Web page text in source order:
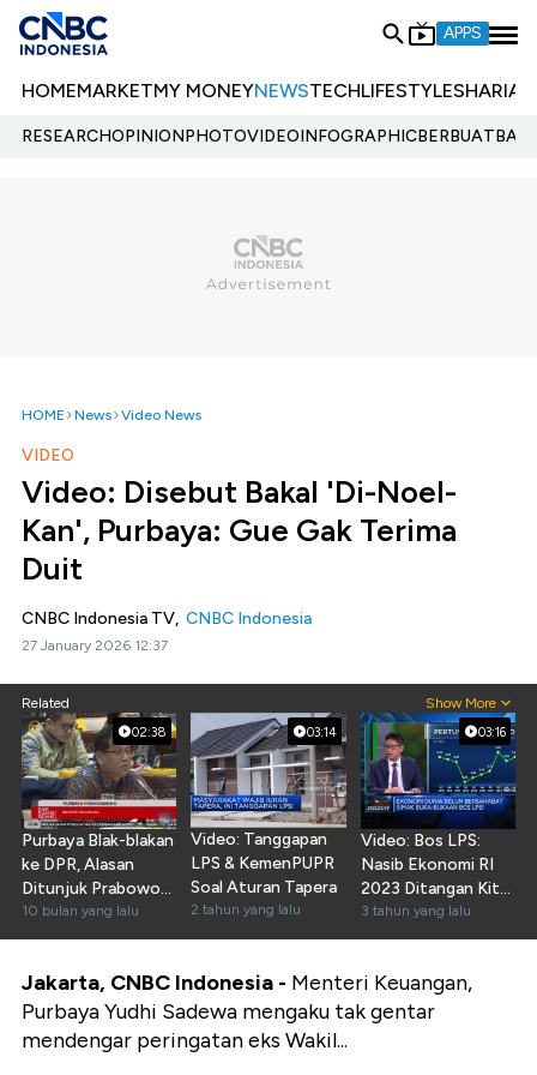
APPS
HOMEMARKETMY MONEYNEWSTECHLIFESTYLESHARIA
RESEARCHOPINIONPHOTOVIDEOINFOGRAPHIC
HOME News Video News
VIDEO
Video: Disebut Bakal 'Di-Noel-
Kan', Purbaya: Gue Gak Terima
Duit
CNBC Indonesia TV, CNBC Indonesia
27 January 2026 12:37
Related Show More
02:38
Purbaya Blak-blakan
ke DPR, Alasan
Ditunjuk Prabowo
Jadi Menteri
10 bulan yang lalu
03:14
Video: Tanggapan
LPS & KemenPUPR
Soal Aturan Tapera
2 tahun yang lalu
03:16
Video: Bos LPS:
Nasib Ekonomi RI
2023 Ditangan Kita
Sendiri!
3 tahun yang lalu
Jakarta, CNBC Indonesia - Menteri Keuangan,
Purbaya Yudhi Sadewa mengaku tak gentar
mendengar peringatan eks Wakil...